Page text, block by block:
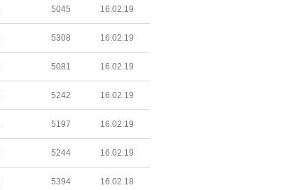
5045 16.02.19
5308 16.02.19
5081 16.02.19
5242 16.02.19
5197 16.02.19
5244 16.02.19
5394 16.02.18